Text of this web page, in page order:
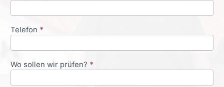
Telefon *
Wo sollen wir prüfen? *